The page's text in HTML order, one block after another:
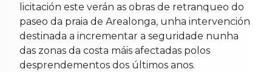
licitación este verán as obras de retranqueo do
paseo da praia de Arealonga, unha intervención
destinada a incrementar a seguridade nunha
das zonas da costa máis afectadas polos
desprendementos dos últimos anos.